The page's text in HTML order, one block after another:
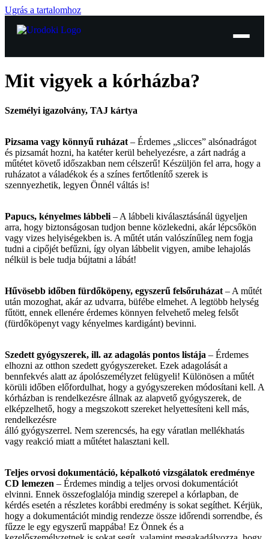
Ugrás a tartalomhoz
Mit vigyek a kórházba?
Személyi igazolvány, TAJ kártya
Pizsama vagy könnyű ruházat – Érdemes „slicces” alsónadrágot
és pizsamát hozni, ha katéter kerül behelyezésre, a zárt nadrág a
műtétet követő időszakban nem célszerű! Készüljön fel arra, hogy a
ruházatot a váladékok és a színes fertőtlenítő szerek is
szennyezhetik, legyen Önnél váltás is!
Papucs, kényelmes lábbeli – A lábbeli kiválasztásánál ügyeljen
arra, hogy biztonságosan tudjon benne közlekedni, akár lépcsőkön
vagy vizes helyiségekben is. A műtét után valószínűleg nem fogja
tudni a cipőjét befűzni, így olyan lábbelit vigyen, amibe lehajolás
nélkül is bele tudja bújtatni a lábát!
Hűvösebb időben fürdőköpeny, egyszerű felsőruházat – A műtét
után mozoghat, akár az udvarra, büfébe elmehet. A legtöbb helység
fűtött, ennek ellenére érdemes könnyen felvehető meleg felsőt
(fürdőköpenyt vagy kényelmes kardigánt) bevinni.
Szedett gyógyszerek, ill. az adagolás pontos listája – Érdemes
elhozni az otthon szedett gyógyszereket. Ezek adagolását a
bennfekvés alatt az ápolószemélyzet felügyeli! Különösen a műtét
körüli időben előfordulhat, hogy a gyógyszereken módosítani kell. A
kórházban is rendelkezésre állnak az alapvető gyógyszerek, de
elképzelhető, hogy a megszokott szereket helyettesíteni kell más,
rendelkezésre
álló gyógyszerrel. Nem szerencsés, ha egy váratlan mellékhatás
vagy reakció miatt a műtétet halasztani kell.
Teljes orvosi dokumentáció, képalkotó vizsgálatok eredménye
CD lemezen – Érdemes mindig a teljes orvosi dokumentációt
elvinni. Ennek összefoglalója mindig szerepel a kórlapban, de
kérdés esetén a részletes korábbi eredmény is sokat segíthet. Kérjük,
hogy a dokumentációt mindig rendezze össze időrendi sorrendbe, és
fűzze le egy egyszerű mappába! Ez Önnek és a